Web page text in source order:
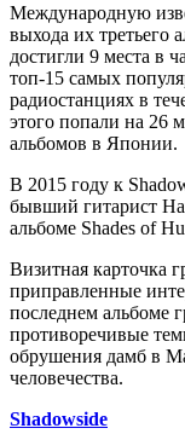
Международную
выхода их третьего
достигли 9 места в
топ-15 самых
радиостанциях в
этого попали на 26
альбомов в Японии.
В 2015 году к
бывший гитарист
альбоме Shades of
Визитная карточка
приправленные
последнем альбоме
противоречивые
обрушения дамб в
человечества.
Shadowside